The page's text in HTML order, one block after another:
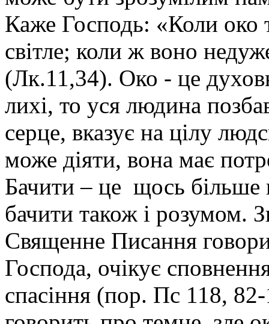
Каже Господь: «Коли око
світле; коли ж воно
(Лк.11,34). Око - це
лихі, то уся людина
серце, вказує на цілу
може діяти, вона має
Бачити – це щось більше
бачити також і розумом.
Священне Писання
Господа, очікує
спасіння (пор. Пс 118,